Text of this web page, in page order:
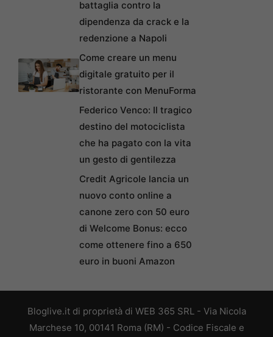
battaglia contro la
dipendenza da crack e la
redenzione a Napoli
Come creare un menu
digitale gratuito per il
ristorante con MenuForma
Federico Venco: Il tragico
destino del motociclista
che ha pagato con la vita
un gesto di gentilezza
Credit Agricole lancia un
nuovo conto online a
canone zero con 50 euro
di Welcome Bonus: ecco
come ottenere fino a 650
euro in buoni Amazon
Bloglive.it di proprietà di WEB 365 SRL - Via Nicola
Marchese 10, 00141 Roma (RM) - Codice Fiscale e